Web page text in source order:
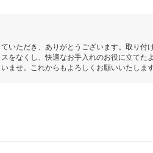
いただき、ありがとうございます。取り付
なくし、快適なお手入れのお役に立てた
ませ。これからもよろしくお願いいたしま